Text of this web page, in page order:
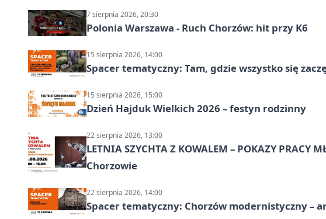
7 sierpnia 2026, 20:30
Polonia Warszawa - Ruch Chorzów: hit przy K6
15 sierpnia 2026, 14:00
Spacer tematyczny: Tam, gdzie wszystko się
15 sierpnia 2026, 15:00
Dzień Hajduk Wielkich 2026 – festyn rodzinny
22 sierpnia 2026, 13:00
LETNIA SZYCHTA Z KOWALEM – POKAZY PRACY
Chorzowie
22 sierpnia 2026, 14:00
Spacer tematyczny: Chorzów modernistyczny –